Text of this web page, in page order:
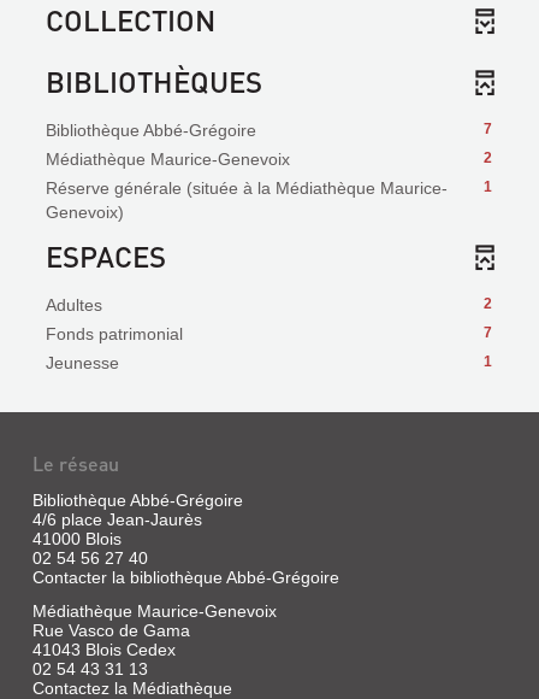
COLLECTION
BIBLIOTHÈQUES
7
Bibliothèque Abbé-Grégoire
2
Médiathèque Maurice-Genevoix
1
Réserve générale (située à la Médiathèque Maurice-
Genevoix)
ESPACES
2
Adultes
7
Fonds patrimonial
1
Jeunesse
Le réseau
Bibliothèque Abbé-Grégoire
4/6 place Jean-Jaurès
41000 Blois
02 54 56 27 40
Contacter la bibliothèque Abbé-Grégoire
Médiathèque Maurice-Genevoix
Rue Vasco de Gama
41043 Blois Cedex
02 54 43 31 13
Contactez la Médiathèque